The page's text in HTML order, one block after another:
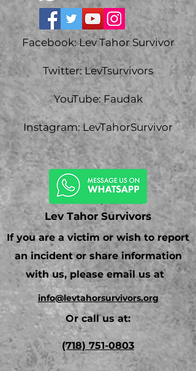
Facebook: Lev Tahor Survivor
Twitter: LevTsurvivors
YouTube: Faudak
Instagram: LevTahorSurvivor
Lev Tahor Survivors
If you are a victim or wish to report
an incident or share information
with us, please email us at
info@levtahorsurvivors.org
Or call us at:
(718) 751-0803